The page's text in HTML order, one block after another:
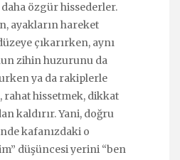
özgür hissederler.
ayakların hareket
çıkarırken, aynı
zihin huzurunu da
ya da rakiplerle
rahat hissetmek, dikkat
kaldırır. Yani, doğru
kafanızdaki o
düşüncesi yerini “ben